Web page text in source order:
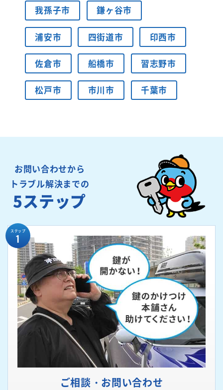
我孫子市 鎌ヶ谷市
浦安市 四街道市 印西市
佐倉市 船橋市 習志野市
松戸市 市川市 千葉市
お問い合わせから
トラブル解決までの
5ステップ
ステップ
1
ご相談・お問い合わせ